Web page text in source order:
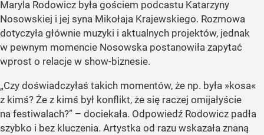
Maryla Rodowicz była gościem podcastu Katarzyny
Nosowskiej i jej syna Mikołaja Krajewskiego. Rozmowa
dotyczyła głównie muzyki i aktualnych projektów, jednak
w pewnym momencie Nosowska postanowiła zapytać
wprost o relacje w show-biznesie.
„Czy doświadczyłaś takich momentów, że np. była »kosa«
z kimś? Że z kimś był konflikt, że się raczej omijałyście
na festiwalach?” – dociekała. Odpowiedź Rodowicz padła
szybko i bez kluczenia. Artystka od razu wskazała znaną